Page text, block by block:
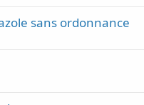
sans ordonnance